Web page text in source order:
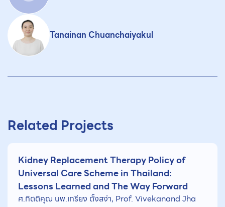
Tanainan Chuanchaiyakul
Related Projects
Kidney Replacement Therapy Policy of
Universal Care Scheme in Thailand:
Lessons Learned and The Way Forward
ศ.กิตติคุณ นพ.เกรียง ตั้งสง่า, Prof. Vivekanand Jha